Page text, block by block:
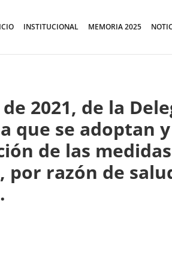
INSTITUCIONAL MEMORIA 2025
2021, de la
que se adoptan
de las
razón de